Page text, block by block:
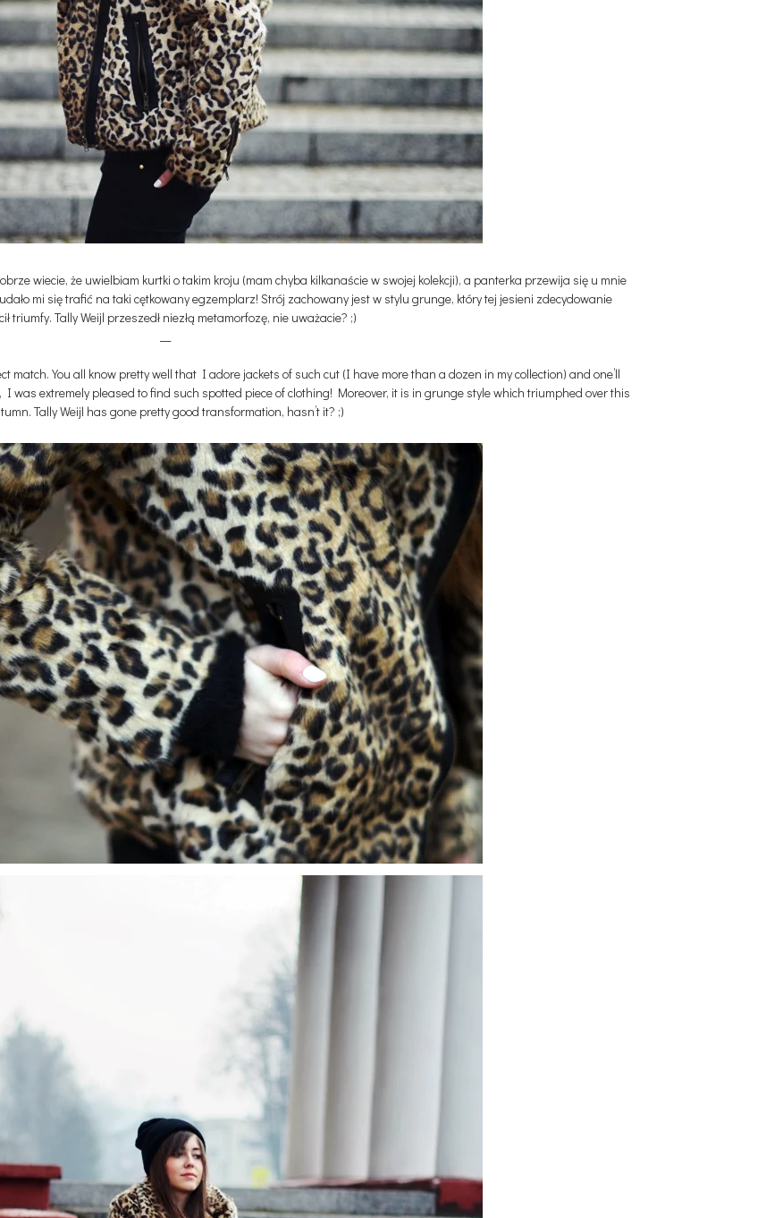
wiecie, że uwielbiam kurtki o takim kroju (mam chyba kilkanaście w swojej kolekcji), a panterka przewija się u mnie
mi się trafić na taki cętkowany egzemplarz! Strój zachowany jest w stylu grunge, który tej jesieni zdecydowanie
triumfy. Tally Weijl przeszedł niezłą metamorfozę, nie uważacie? ;)
match. You all know pretty well that I adore jackets of such cut (I have more than a dozen in my collection) and one’ll
was extremely pleased to find such spotted piece of clothing! Moreover, it is in grunge style which triumphed over this
Tally Weijl has gone pretty good transformation, hasn’t it? ;)